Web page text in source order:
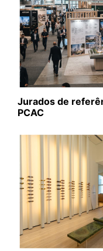
Jurados de
PCAC